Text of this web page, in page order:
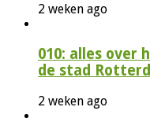
2 weken ago
010: alles over
de stad
2 weken ago